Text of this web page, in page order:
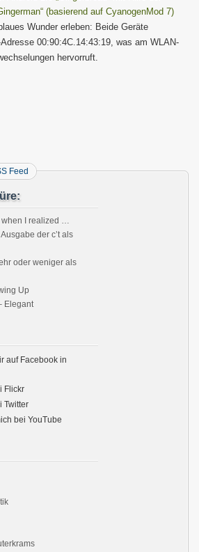
(basierend auf CyanogenMod 7)
Wunder erleben: Beide Geräte
00:90:4C.14:43:19, was am WLAN-
hervorruft.
Feed
when I realized …
der c’t als
oder weniger als
Up
Elegant
auf Facebook in
Flickr
Twitter
bei YouTube